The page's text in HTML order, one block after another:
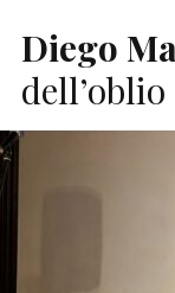
Diego
dell’oblio